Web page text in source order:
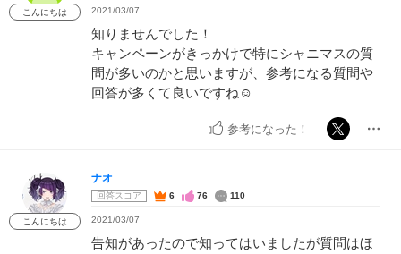
こんにちは 2021/03/07
知りませんでした！
キャンペーンがきっかけで特にシャニマスの質
問が多いのかと思いますが、参考になる質問や
回答が多くて良いですね☺️
参考になった！
こんにちは
ナオ
回答スコア 6 76 110
2021/03/07
告知があったので知ってはいましたが質問はほ